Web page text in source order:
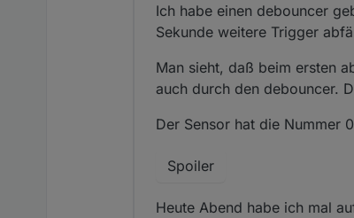
Ich habe einen debouncer
Sekunde weitere Trigger
Man sieht, daß beim ersten
auch durch den debouncer.
Der Sensor hat die Nummer
Spoiler
Heute Abend habe ich mal